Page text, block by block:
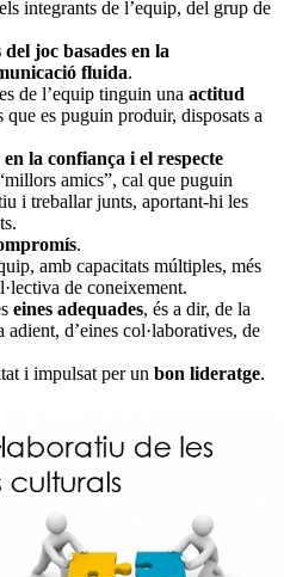
integrants de l’equip, del grup de
del joc basades en la
fluida.
de l’equip tinguin una actitud
que es puguin produir, disposats a
la confiança i el respecte
amics”, cal que puguin
i treballar junts, aportant-hi les
.
amb capacitats múltiples, més
de coneixement.
eines adequades, és a dir, de la
d’eines col·laboratives, de
i impulsat per un bon lideratge.